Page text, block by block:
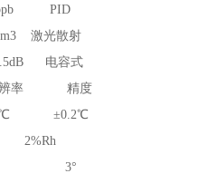
PID
m3 激光散射
电容式
辨率 精度
±0.2℃
3°